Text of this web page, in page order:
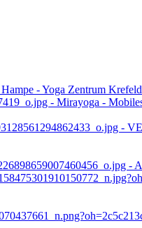
- Yoga Zentrum Krefeld